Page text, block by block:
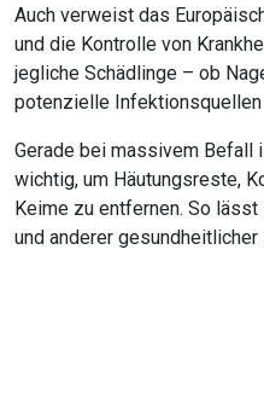
Auch verweist das
und die Kontrolle von
jegliche Schädlinge – ob
potenzielle Infektionsquellen
Gerade bei massivem Befall
wichtig, um Häutungsreste,
Keime zu entfernen. So
und anderer